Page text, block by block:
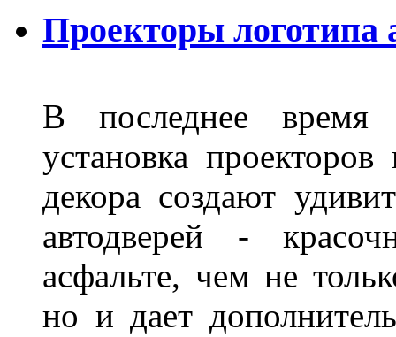
Проекторы логотипа
В последнее время
установка
декора создают
автодверей -
асфальте, чем не
но и дает